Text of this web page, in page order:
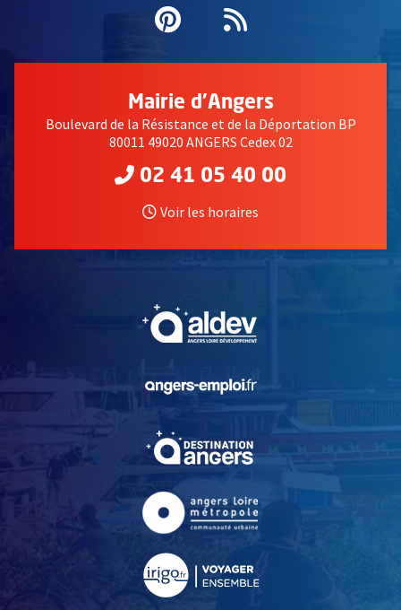
Pinterest
, Ouvre une
Flux RSS
Mairie d'Angers
Boulevard de la Résistance et de la Déportation BP
80011 49020 ANGERS Cedex 02
02 41 05 40 00
Voir les horaires
, Ouvre une nouvelle
, Ouvre une nouvelle